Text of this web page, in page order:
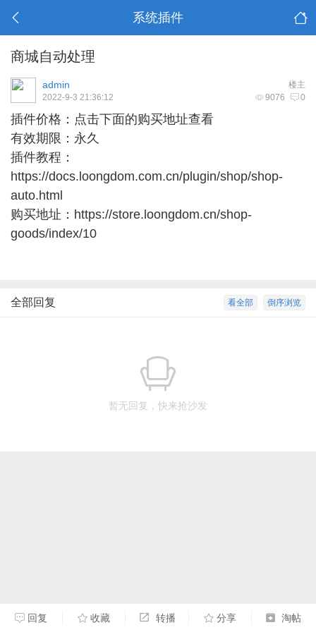
系统插件
商城自动处理
楼主
admin
9076 0
2022-9-3 21:36:12
插件价格： 点击下面的购买地址查看
有效期限：永久
插件教程：
https://docs.loongdom.com.cn/plugin/shop/shop-
auto.html
购买地址： https://store.loongdom.cn/shop-
goods/index/10
倒序浏览
看全部
全部回复
暂无回复，快来抢沙发
回复 收藏 转播 分享 淘帖